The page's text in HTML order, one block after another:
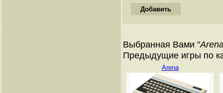
Выбранная Вами "
Предыдущие игры по
Arena